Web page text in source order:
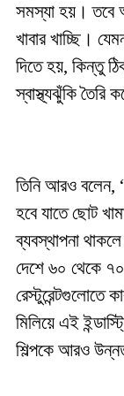
সমস্যা হয়। তবে
খাবার খাচ্ছি।
দিতে হয়, কিন্তু
স্বাস্থ্যঝুঁকি তৈরি
তিনি আরও বলেন,
হবে যাতে ছোট
ব্যবস্থাপনা
দেশে ৬০ থেকে ৭০
রেস্টুরেন্টগুলোতে
মিলিয়ে এই
শিল্পকে আরও